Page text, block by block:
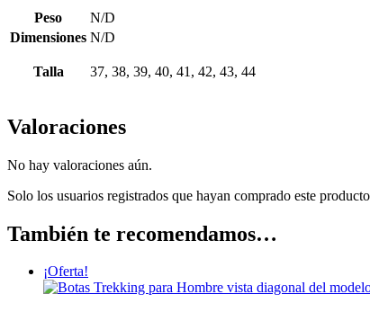
Peso
N/D
Dimensiones N/D
Talla 37, 38, 39, 40, 41, 42, 43, 44
Valoraciones
No hay valoraciones aún.
Solo los usuarios registrados que hayan comprado este
También te recomendamos…
¡Oferta!